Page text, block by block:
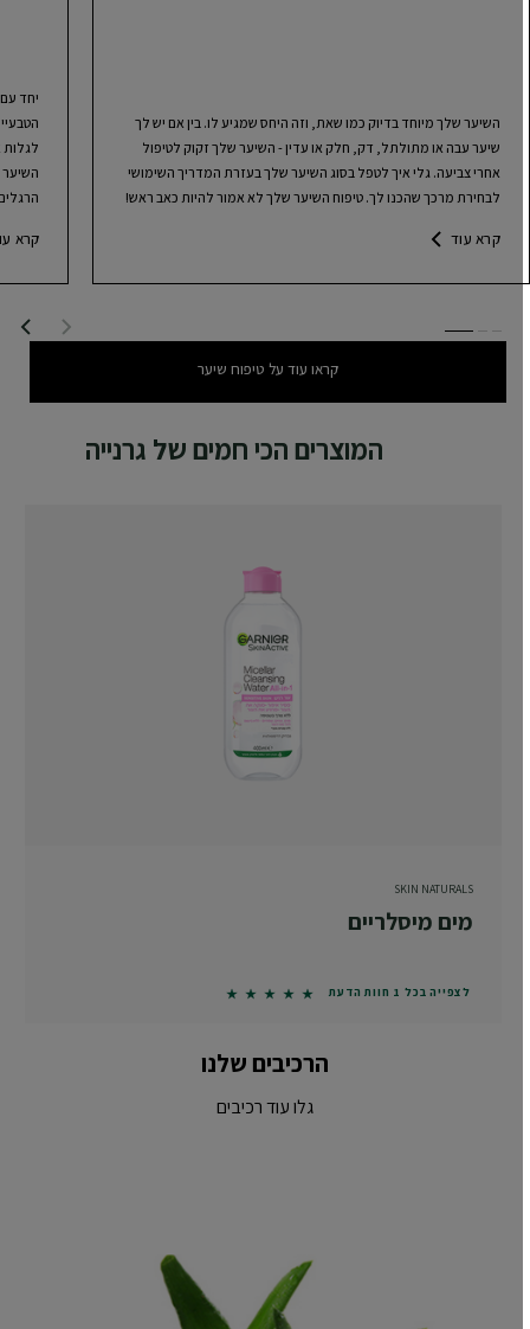
השיער שלך מיוחד בדיוק כמו שאת, וזה היחס שמגיע לו. בין אם יש לך
שיער עבה או מתולתל, דק, חלק או עדין - השיער שלך זקוק לטיפול
אחרי צביעה. גלי איך לטפל בסוג השיער שלך בעזרת המדריך השימושי
לבחירת מרכך שהכנו לך. טיפוח השיער שלך לא אמור להיות כאב ראש!
קרא עוד
יחד
לגלות
השיער
קרא
SLIDE 1
קראו עוד על טיפוח שיער
המוצרים הכי חמים של גרנייה
SKIN NATURALS
מים מיסלריים
לצפייה בכל 1 חוות הדעת
הרכיבים שלנו
גלו עוד רכיבים